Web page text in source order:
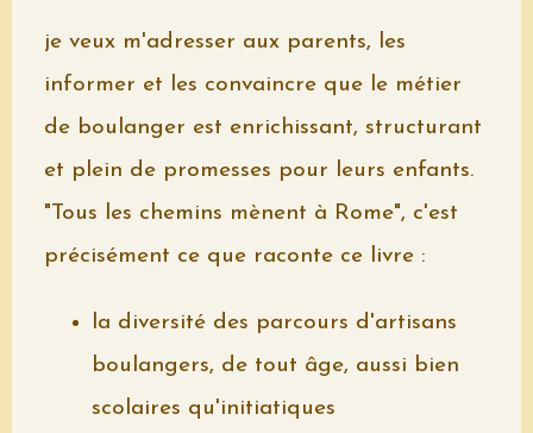
je veux m'adresser aux parents, les
informer et les convaincre que le métier
de boulanger est enrichissant, structurant
et plein de promesses pour leurs enfants.
"Tous les chemins mènent à Rome", c'est
précisément ce que raconte ce livre :
la diversité des parcours d'artisans
boulangers, de tout âge, aussi bien
scolaires qu'initiatiques